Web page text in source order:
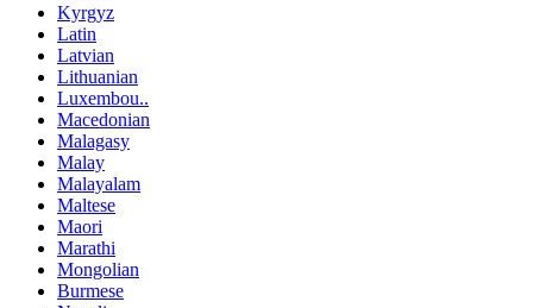
Kyrgyz
Latin
Latvian
Lithuanian
Luxembou..
Macedonian
Malagasy
Malay
Malayalam
Maltese
Maori
Marathi
Mongolian
Burmese